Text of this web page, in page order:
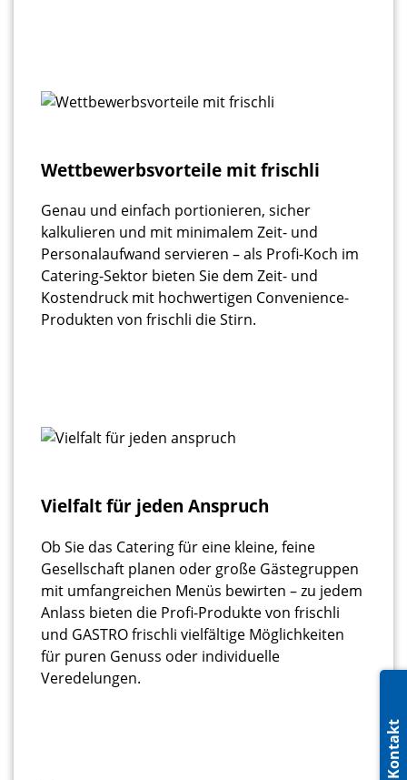
Wettbewerbsvorteile mit frischli
Genau und einfach portionieren, sicher
kalkulieren und mit minimalem Zeit- und
Personalaufwand servieren – als Profi-Koch im
Catering-Sektor bieten Sie dem Zeit- und
Kostendruck mit hochwertigen Convenience-
Produkten von frischli die Stirn.
Vielfalt für jeden Anspruch
Ob Sie das Catering für eine kleine, feine
Gesellschaft planen oder große Gästegruppen
mit umfangreichen Menüs bewirten – zu jedem
Anlass bieten die Profi-Produkte von frischli
und GASTRO frischli vielfältige Möglichkeiten
für puren Genuss oder individuelle
Veredelungen.
Kontakt